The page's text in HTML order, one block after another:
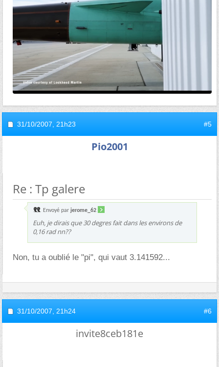
31/10/2007, 21h23 #5
Pio2001
Re : Tp galere
Envoyé par jerome_62
Euh, je dirais que 30 degres fait dans les environs de
0,16 rad nn??
Non, tu a oublié le "pi", qui vaut 3.141592...
31/10/2007, 21h24 #6
invite8ceb181e